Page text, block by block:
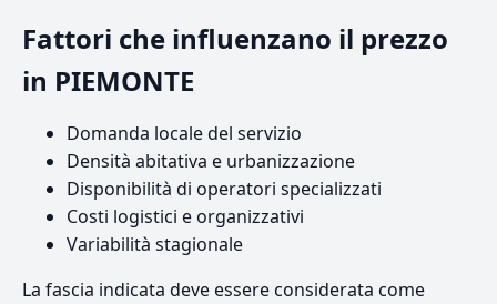
Fattori che influenzano il prezzo
in PIEMONTE
Domanda locale del servizio
Densità abitativa e urbanizzazione
Disponibilità di operatori specializzati
Costi logistici e organizzativi
Variabilità stagionale
La fascia indicata deve essere considerata come